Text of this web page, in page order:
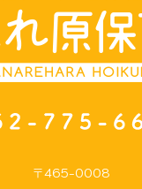
〒465-0008